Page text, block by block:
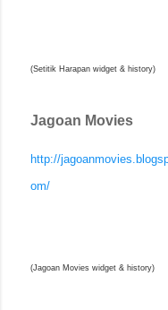
(Setitik Harapan widget & history)
Jagoan Movies
http://
om/
(Jagoan Movies widget & history)